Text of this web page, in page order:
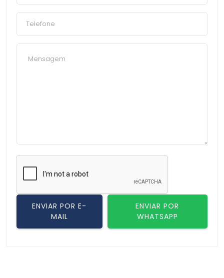
ENVIAR POR E-
MAIL
ENVIAR POR
WHATSAPP